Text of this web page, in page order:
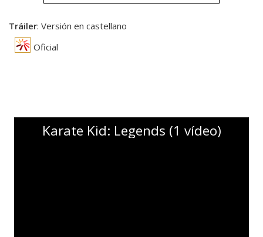
Tráiler: Versión en castellano
Oficial
Karate Kid: Legends (1 vídeo)